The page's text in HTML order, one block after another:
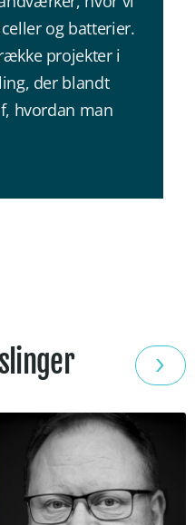
og batterier.
projekter i
der blandt
hvordan man